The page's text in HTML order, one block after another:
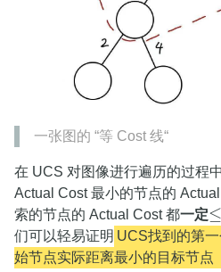
一张图的 “等 Cost 线“
在 UCS 对图像进行遍历的过程
Actual Cost 最小的节点的
索的节点的 Actual Cost 都一定≤
≤C
们可以轻易证明 UCS找到的第
始节点实际距离最小的目标节点